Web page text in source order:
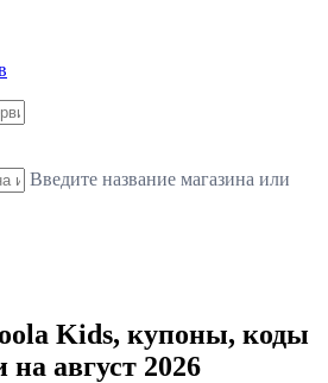
Введите название магазина или
Kids, купоны, коды
август 2026